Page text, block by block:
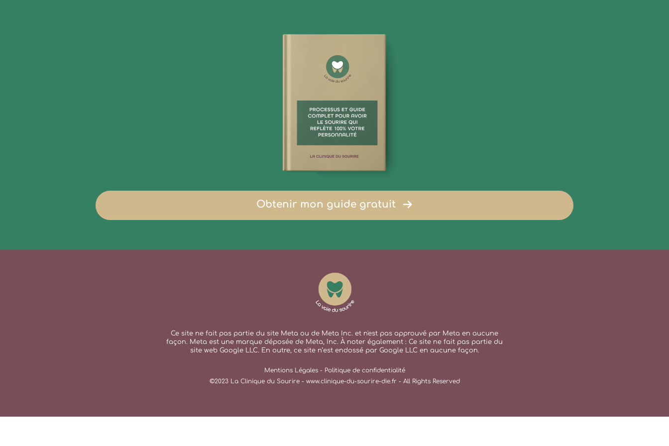
Obtenir mon guide gratuit
Ce site ne fait pas partie du site Meta ou de Meta Inc. et n'est pas approuvé par Meta en aucune
façon. Meta est une marque déposée de Meta, Inc. À noter également : Ce site ne fait pas partie du
site web Google LLC. En outre, ce site n’est endossé par Google LLC en aucune façon.
Mentions Légales - Politique de confidentialité
©2023 La Clinique du Sourire - www.clinique-du-sourire-die.fr - All Rights Reserved